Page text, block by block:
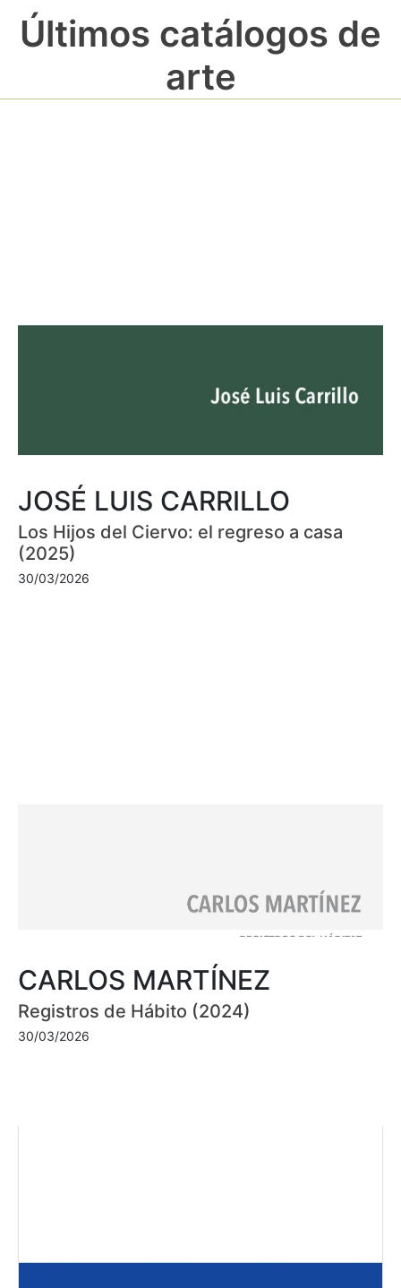
Últimos catálogos de
arte
JOSÉ LUIS CARRILLO
Los Hijos del Ciervo: el regreso a casa
(2025)
30/03/2026
CARLOS MARTÍNEZ
Registros de Hábito (2024)
30/03/2026